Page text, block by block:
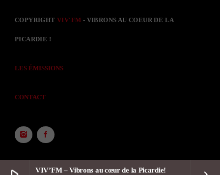
VIV’FM – Vibrons au cœur de la Picardie!
COPYRIGHTVIV'FM - VIBRONS AU COEUR DE LA
PICARDIE !
LES ÉMISSIONS
CONTACT